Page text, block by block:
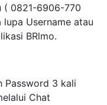
( 0821-6906-770
lupa Username atau
BRlmo.
Password 3 kali
Chat